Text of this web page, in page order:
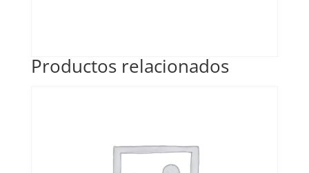
Productos relacionados